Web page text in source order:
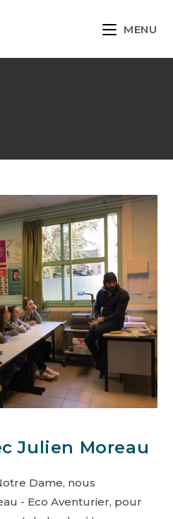
MENU
Julien Moreau
Dame, nous
- Eco Aventurier, pour